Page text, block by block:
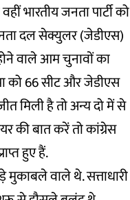
भारतीय जनता पार्टी को
दल सेक्युलर (जेडीएस)
वाले आम चुनावों का
को 66 सीट और जेडीएस
मिली है तो अन्य दो में से
की बात करें तो कांग्रेस
हुए हैं.
वाले थे. सत्ताधारी